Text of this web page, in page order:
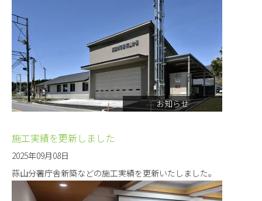
お知らせ
施工実績を更新しました
2025年09月08日
蒜山分署庁舎新築などの施工実績を更新いたしました。